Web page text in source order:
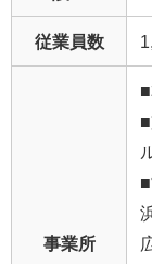
従業員数
事業所